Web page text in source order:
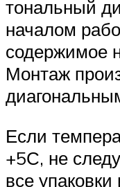
тональный
началом
содержимое
Монтаж
Если
+5С, не
все